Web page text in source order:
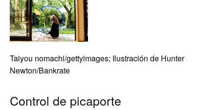
Taiyou nomachi/gettyimages; Ilustración de Hunter
Newton/Bankrate
Control de picaporte